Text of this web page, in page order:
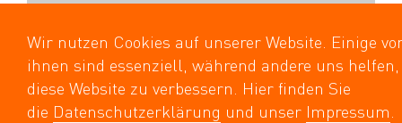
Wir nutzen Cookies auf unserer Website. Einige
ihnen sind essenziell, während andere uns helfen,
diese Website zu verbessern. Hier finden Sie
die Datenschutzerklärung und unser Impressum